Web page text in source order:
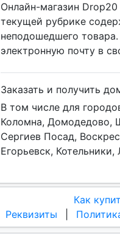
Онлайн-магазин
текущей рубрике
неподошедшего
электронную почту в
Заказать и получить
В том числе для
Коломна, Домодедово,
Сергиев Посад,
Егорьевск,
Как
Реквизиты